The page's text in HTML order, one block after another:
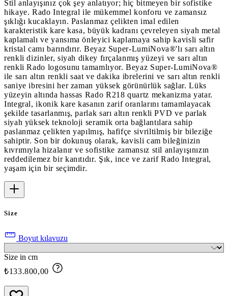
Stil anlayışınız çok şey anlatıyor; hiç bitmeyen bir sofistike
hikaye. Rado Integral ile mükemmel konforu ve zamansız
şıklığı kucaklayın. Paslanmaz çelikten imal edilen
karakteristik kare kasa, büyük kadranı çevreleyen siyah metal
kaplamalı ve yansıma önleyici kaplamaya sahip kavisli safir
kristal camı barındırır. Beyaz Super-LumiNova®'lı sarı altın
renkli dizinler, siyah dikey fırçalanmış yüzeyi ve sarı altın
renkli Rado logosunu tamamlıyor. Beyaz Super-LumiNova®
ile sarı altın renkli saat ve dakika ibrelerini ve sarı altın renkli
saniye ibresini her zaman yüksek görünürlük sağlar. Lüks
yüzeyin altında hassas Rado R218 quartz mekanizma yatar.
Integral, ikonik kare kasanın zarif oranlarını tamamlayacak
şekilde tasarlanmış, parlak sarı altın renkli PVD ve parlak
siyah yüksek teknoloji seramik orta bağlantılara sahip
paslanmaz çelikten yapılmış, hafifçe sivriltilmiş bir bileziğe
sahiptir. Son bir dokunuş olarak, kavisli cam bileğinizin
kıvrımıyla hizalanır ve sofistike zamansız stil anlayışınızın
reddedilemez bir kanıtıdır. Şık, ince ve zarif Rado Integral,
yaşam için bir seçimdir.
Size
Boyut kılavuzu
Size in cm
₺133.800,00